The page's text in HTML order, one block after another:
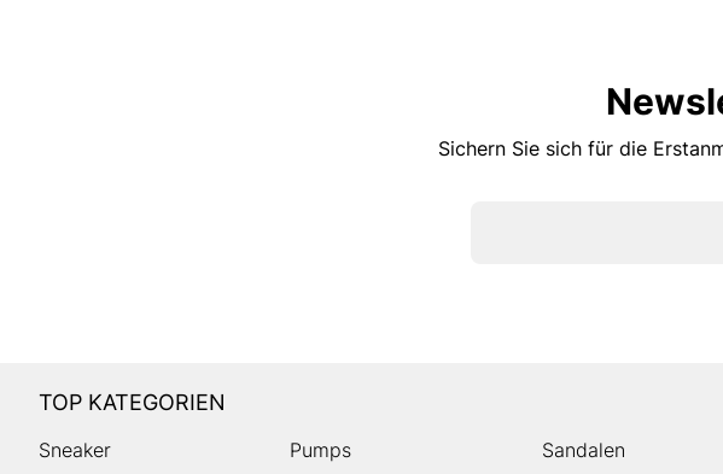
Sichern Sie sich für die
TOP KATEGORIEN
Sneaker Pumps
Sandalen